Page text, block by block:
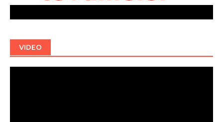
VIDEO